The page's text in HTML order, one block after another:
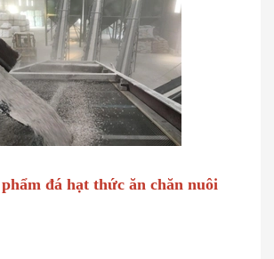
đá hạt thức ăn chăn nuôi